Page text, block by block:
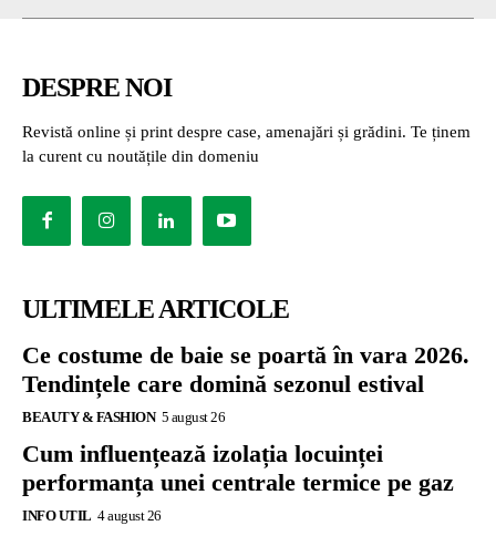
DESPRE NOI
Revistă online și print despre case, amenajări și grădini. Te ținem
la curent cu noutățile din domeniu
ULTIMELE ARTICOLE
Ce costume de baie se poartă în vara 2026.
Tendințele care domină sezonul estival
BEAUTY & FASHION 5 august 26
Cum influențează izolația locuinței
performanța unei centrale termice pe gaz
INFO UTIL 4 august 26